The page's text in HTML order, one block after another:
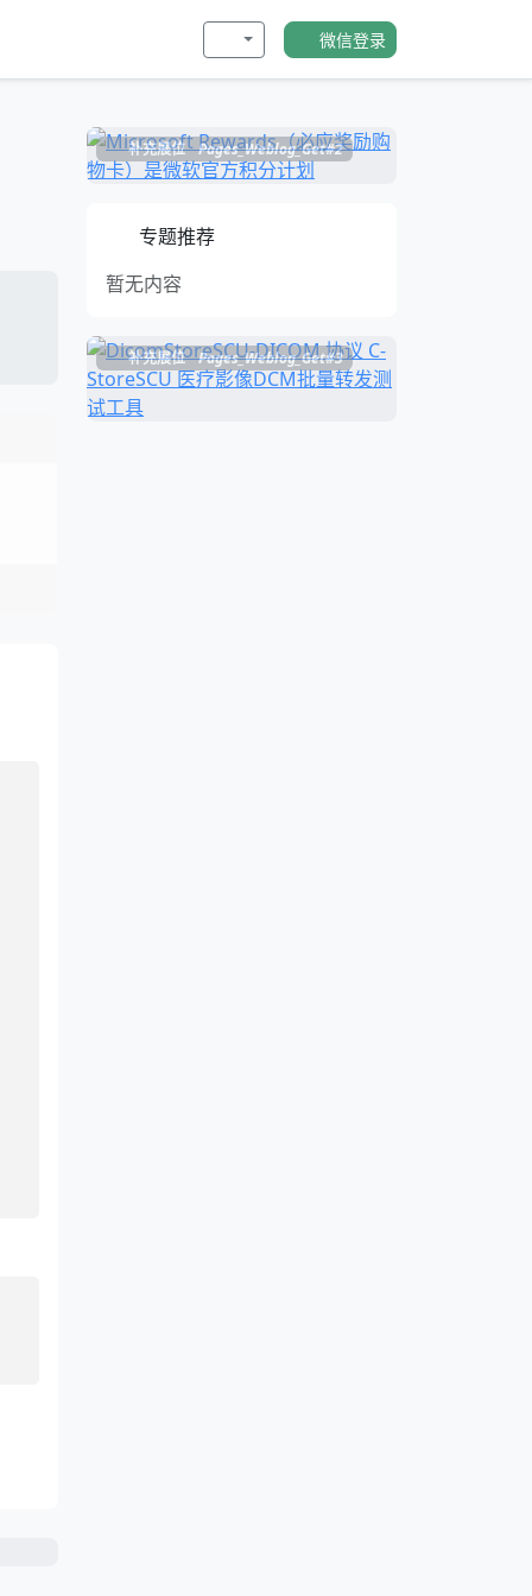
微信登录
补充展位 Pages_Weblog_Get#2
专题推荐
暂无内容
补充展位 Pages_Weblog_Get#3